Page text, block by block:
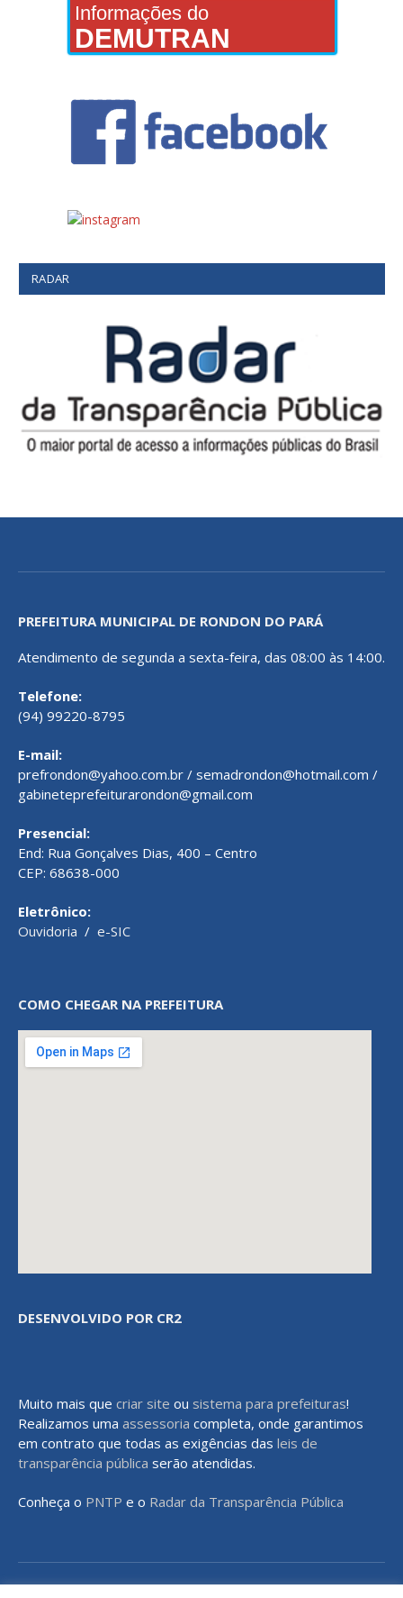
Informações do
DEMUTRAN
RADAR
PREFEITURA MUNICIPAL DE RONDON DO PARÁ
Atendimento de segunda a sexta-feira, das 08:00 às 14:00.
Telefone:
(94) 99220-8795
E-mail:
prefrondon@yahoo.com.br / semadrondon@hotmail.com /
gabineteprefeiturarondon@gmail.com
Presencial:
End: Rua Gonçalves Dias, 400 – Centro
CEP: 68638-000
Eletrônico:
Ouvidoria / e-SIC
COMO CHEGAR NA PREFEITURA
DESENVOLVIDO POR CR2
Muito mais que criar site ou sistema para prefeituras!
Realizamos uma assessoria completa, onde garantimos
em contrato que todas as exigências das leis de
transparência pública serão atendidas.
Conheça o PNTP e o Radar da Transparência Pública
Todos os direitos reservados a Prefeitura Municipal de Rondon do